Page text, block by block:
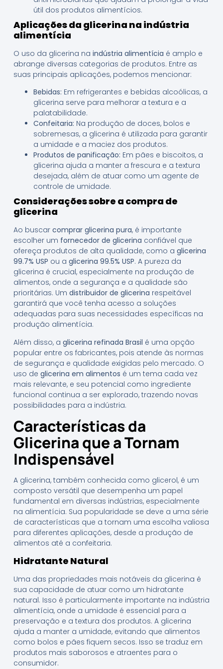
útil dos produtos alimentícios.
Aplicações da glicerina na indústria
alimentícia
O uso da glicerina na indústria alimentícia é amplo e
abrange diversas categorias de produtos. Entre as
suas principais aplicações, podemos mencionar:
Bebidas: Em refrigerantes e bebidas alcoólicas, a
glicerina serve para melhorar a textura e a
palatabilidade.
Confeitaria: Na produção de doces, bolos e
sobremesas, a glicerina é utilizada para garantir
a umidade e a maciez dos produtos.
Produtos de panificação: Em pães e biscoitos, a
glicerina ajuda a manter a frescura e a textura
desejada, além de atuar como um agente de
controle de umidade.
Considerações sobre a compra de
glicerina
Ao buscar comprar glicerina pura, é importante
escolher um fornecedor de glicerina confiável que
ofereça produtos de alta qualidade, como a glicerina
99.7% USP ou a glicerina 99.5% USP. A pureza da
glicerina é crucial, especialmente na produção de
alimentos, onde a segurança e a qualidade são
prioritárias. Um distribuidor de glicerina respeitável
garantirá que você tenha acesso a soluções
adequadas para suas necessidades específicas na
produção alimentícia.
Além disso, a glicerina refinada Brasil é uma opção
popular entre os fabricantes, pois atende às normas
de segurança e qualidade exigidas pelo mercado. O
uso de glicerina em alimentos é um tema cada vez
mais relevante, e seu potencial como ingrediente
funcional continua a ser explorado, trazendo novas
possibilidades para a indústria.
Características da
Glicerina que a Tornam
Indispensável
A glicerina, também conhecida como glicerol, é um
composto versátil que desempenha um papel
fundamental em diversas indústrias, especialmente
na alimentícia. Sua popularidade se deve a uma série
de características que a tornam uma escolha valiosa
para diferentes aplicações, desde a produção de
alimentos até a confeitaria.
Hidratante Natural
Uma das propriedades mais notáveis da glicerina é
sua capacidade de atuar como um hidratante
natural. Isso é particularmente importante na indústria
alimentícia, onde a umidade é essencial para a
preservação e a textura dos produtos. A glicerina
ajuda a manter a umidade, evitando que alimentos
como bolos e pães fiquem secos. Isso se traduz em
produtos mais saborosos e atraentes para o
consumidor.